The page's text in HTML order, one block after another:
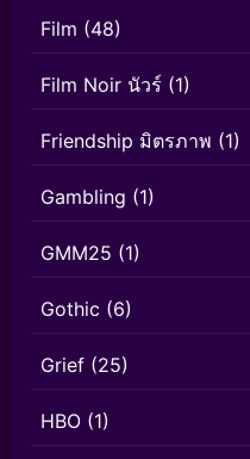
Film (48)
Film Noir นัวร์ (1)
Friendship มิตรภาพ (1)
Gambling (1)
GMM25 (1)
Gothic (6)
Grief (25)
HBO (1)